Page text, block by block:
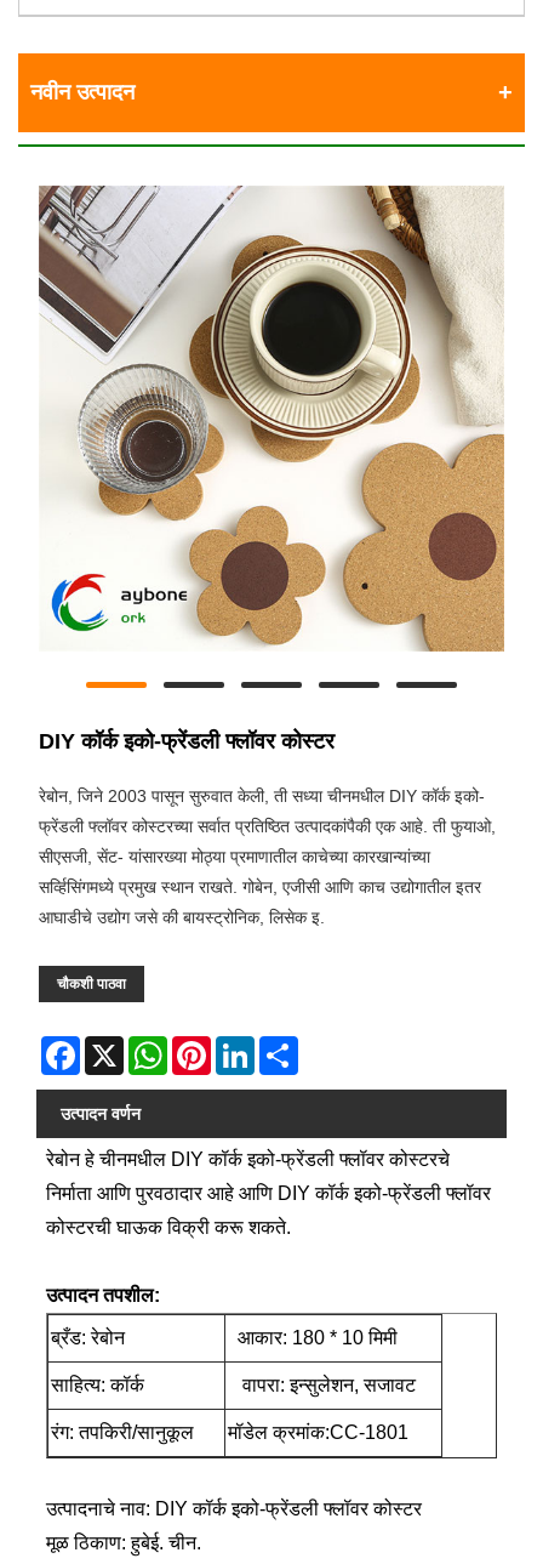
नवीन उत्पादन
DIY कॉर्क इको-फ्रेंडली फ्लॉवर कोस्टर
रेबोन, जिने 2003 पासून सुरुवात केली, ती सध्या चीनमधील DIY कॉर्क इको-
फ्रेंडली फ्लॉवर कोस्टरच्या सर्वात प्रतिष्ठित उत्पादकांपैकी एक आहे. ती फुयाओ,
सीएसजी, सेंट- यांसारख्या मोठ्या प्रमाणातील काचेच्या कारखान्यांच्या
सर्व्हिसिंगमध्ये प्रमुख स्थान राखते. गोबेन, एजीसी आणि काच उद्योगातील इतर
आघाडीचे उद्योग जसे की बायस्ट्रोनिक, लिसेक इ.
चौकशी पाठवा
Facebook
X WhatsAppPinterestLinkedIn
उत्पादन वर्णन
रेबोन हे चीनमधील DIY कॉर्क इको-फ्रेंडली फ्लॉवर कोस्टरचे
निर्माता आणि पुरवठादार आहे आणि DIY कॉर्क इको-फ्रेंडली फ्लॉवर
कोस्टरची घाऊक विक्री करू शकते.
उत्पादन तपशील:
ब्रँड: रेबोन आकार: 180 * 10 मिमी
साहित्य: कॉर्क वापरा: इन्सुलेशन, सजावट
रंग: तपकिरी/सानुकूल मॉडेल क्रमांक:CC-1801
उत्पादनाचे नाव: DIY कॉर्क इको-फ्रेंडली फ्लॉवर कोस्टर
मूळ ठिकाण: हुबेई. चीन.